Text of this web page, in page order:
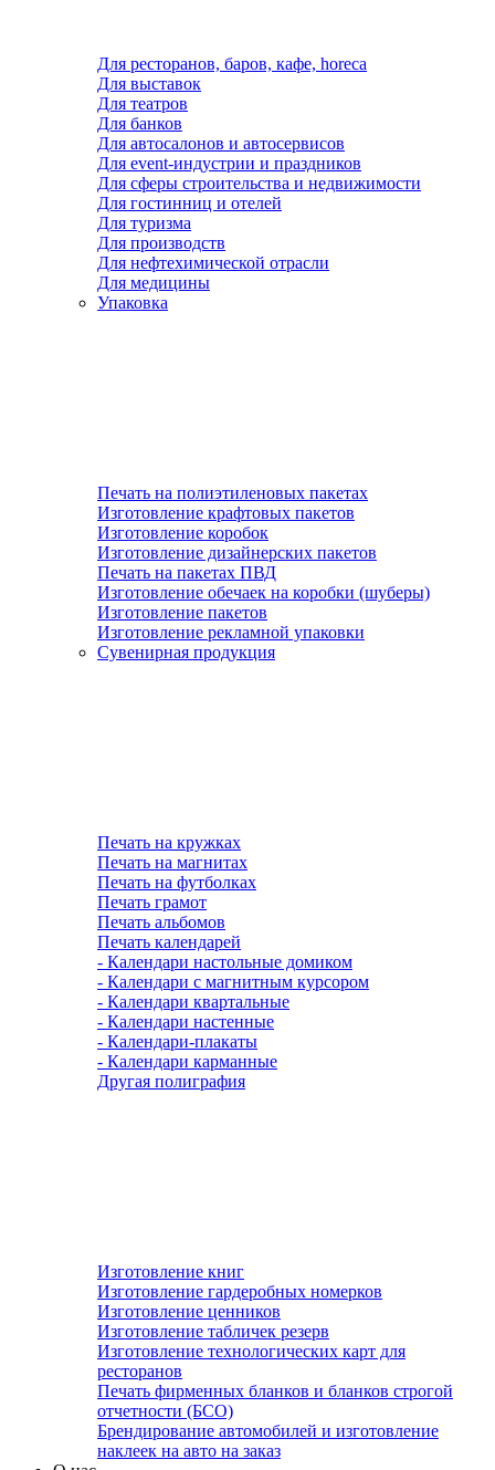
Для ресторанов, баров, кафе, horeca
Для выставок
Для театров
Для банков
Для автосалонов и автосервисов
Для event-индустрии и праздников
Для сферы строительства и недвижимости
Для гостинниц и отелей
Для туризма
Для производств
Для нефтехимической отрасли
Для медицины
Упаковка
Печать на полиэтиленовых пакетах
Изготовление крафтовых пакетов
Изготовление коробок
Изготовление дизайнерских пакетов
Печать на пакетах ПВД
Изготовление обечаек на коробки (шуберы)
Изготовление пакетов
Изготовление рекламной упаковки
Сувенирная продукция
Печать на кружках
Печать на магнитах
Печать на футболках
Печать грамот
Печать альбомов
Печать календарей
- Календари настольные домиком
- Календари с магнитным курсором
- Календари квартальные
- Календари настенные
- Календари-плакаты
- Календари карманные
Другая полиграфия
Изготовление книг
Изготовление гардеробных номерков
Изготовление ценников
Изготовление табличек резерв
Изготовление технологических карт для
ресторанов
Печать фирменных бланков и бланков строгой
отчетности (БСО)
Брендирование автомобилей и изготовление
наклеек на авто на заказ